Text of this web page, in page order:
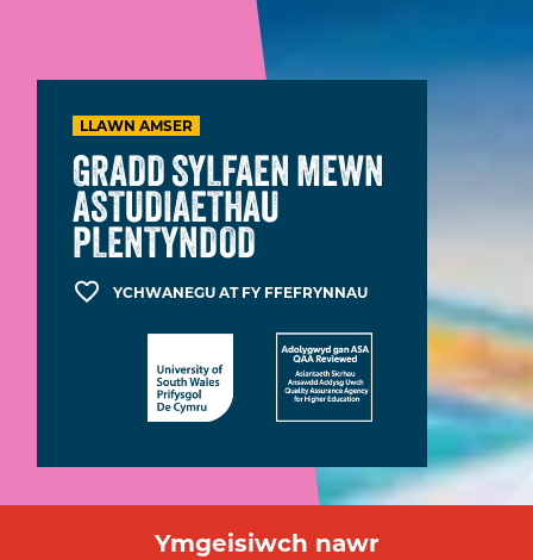
LLAWN AMSER
GRADD SYLFAEN MEWN
ASTUDIAETHAU
PLENTYNDOD
YCHWANEGU AT FY FFEFRYNNAU
Ymgeisiwch nawr